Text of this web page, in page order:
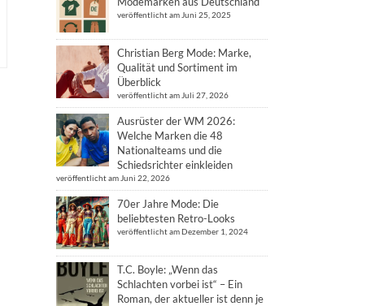
veröffentlicht am Juni 25, 2025
Christian Berg Mode: Marke,
Qualität und Sortiment im
Überblick
veröffentlicht am Juli 27, 2026
Ausrüster der WM 2026:
Welche Marken die 48
Nationalteams und die
Schiedsrichter einkleiden
veröffentlicht am Juni 22, 2026
70er Jahre Mode: Die
beliebtesten Retro-Looks
veröffentlicht am Dezember 1, 2024
T.C. Boyle: „Wenn das
Schlachten vorbei ist“ – Ein
Roman, der aktueller ist denn je